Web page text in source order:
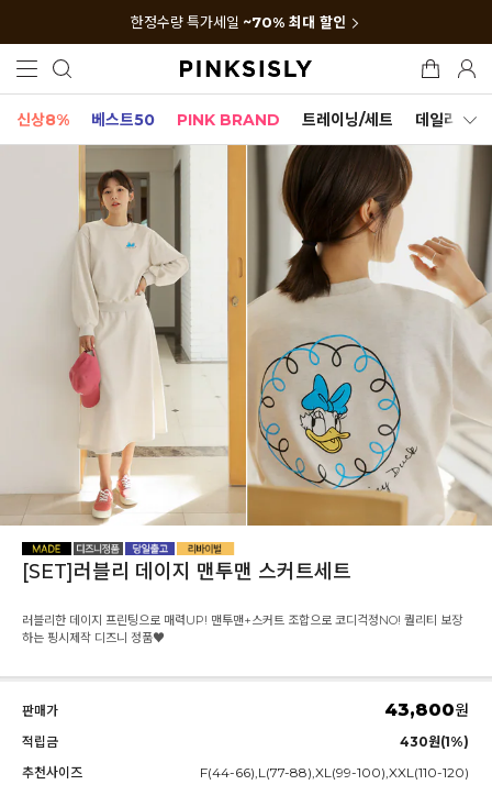
한정수량 특가세일 ~70% 최대 할인
신상8% 베스트50 PINK BRAND 트레이닝/세트 데일리세트
[SET]러블리 데이지 맨투맨 스커트세트
러블리한 데이지 프린팅으로 매력UP! 맨투맨+스커트 조합으로 코디걱정NO! 퀄리티 보장
하는 핑시제작 디즈니 정품♥
판매가 43,800원
적립금
430원(1%)
추천사이즈
F(44-66),L(77-88),XL(99-100),XXL(110-120)